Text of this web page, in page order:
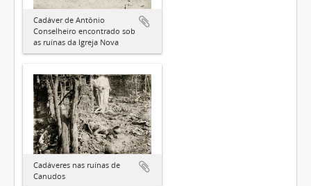
Cadáver de Antônio
Conselheiro encontrado sob
as ruínas da Igreja Nova
Cadáveres nas ruínas de
Canudos